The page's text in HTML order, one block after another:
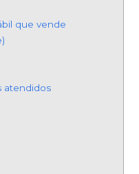
que vende
atendidos